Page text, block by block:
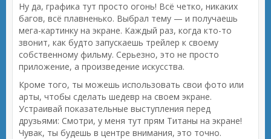
Ну да, графика тут просто огонь! Всё четко, никаких
багов, всё плавненько. Выбрал тему — и получаешь
мега-картинку на экране. Каждый раз, когда кто-то
звонит, как будто запускаешь трейлер к своему
собственному фильму. Серьезно, это не просто
приложение, а произведение искусства.
Кроме того, ты можешь использовать свои фото или
арты, чтобы сделать шедевр на своем экране.
Устраивай показательные выступления перед
друзьями: Смотри, у меня тут прям Титаны на экране!
Чувак, ты будешь в центре внимания, это точно.